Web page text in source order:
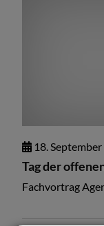
18.September
Tag der
Fachvortrag